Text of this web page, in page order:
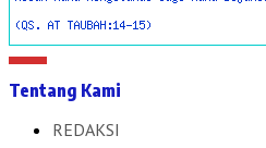
Tentang Kami
REDAKSI